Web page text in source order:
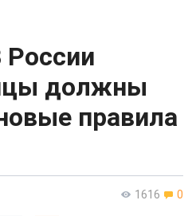
должны
правила
1616 0